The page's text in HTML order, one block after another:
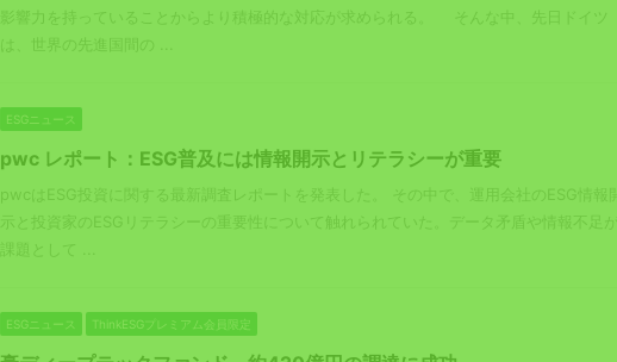
影響力を持っていることからより積極的な対応が求められる。 そんな中、先日ドイツ
ESGニュース
pwc レポート：ESG普及には情報開示とリテラシーが重要
pwcはESG投資に関する最新調査レポートを発表した。 その中で、運用会社のESG情報開
示と投資家のESGリテラシーの重要性について触れられていた。データ矛盾や情報不足が
課題として ...
ESGニュース ThinkESGプレミアム会員限定